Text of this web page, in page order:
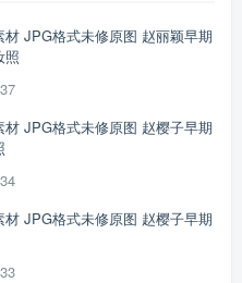
材 JPG格式未修原图 赵丽颖早期
照
材 JPG格式未修原图 赵樱子早期
材 JPG格式未修原图 赵樱子早期